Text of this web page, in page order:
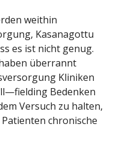
weithin
Kasanagottu
es ist nicht genug.
überrannt
Kliniken
Bedenken
Versuch zu halten,
chronische